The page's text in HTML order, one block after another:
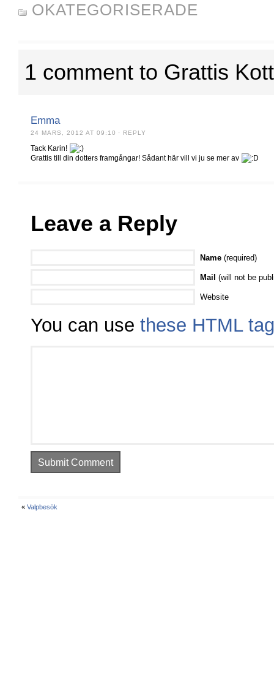
OKATEGORISERADE
1 comment to Grattis
Emma
24 MARS, 2012 AT 09:10 · REPLY
Tack Karin!
Grattis till din dotters framgångar! Sådant här vill vi ju se mer av
Leave a Reply
Name (required)
Mail (will not be
Website
You can use these HTML
« Valpbesök